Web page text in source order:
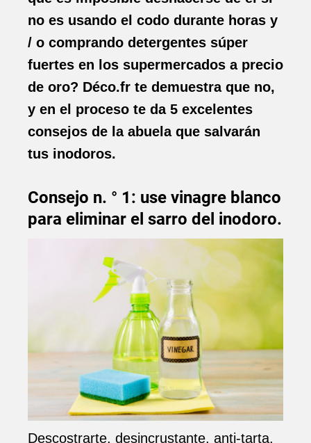
no es usando el codo durante horas y
/ o comprando detergentes súper
fuertes en los supermercados a precio
de oro? Déco.fr te demuestra que no,
y en el proceso te da 5 excelentes
consejos de la abuela que salvarán
tus inodoros.
Consejo n. ° 1: use vinagre blanco
para eliminar el sarro del inodoro.
Descostrarte, desincrustante, anti-tarta,